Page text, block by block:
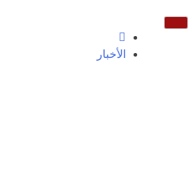
الأخبار